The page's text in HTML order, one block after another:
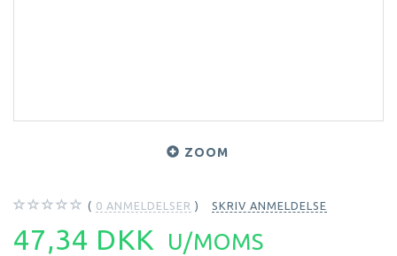
ZOOM
0 ANMELDELSER SKRIV ANMELDELSE
47,34 DKK U/MOMS